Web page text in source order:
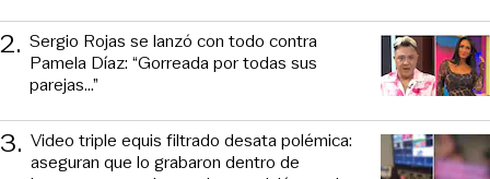
2. Sergio Rojas se lanzó con todo contra
Pamela Díaz: “Gorreada por todas sus
parejas…”
3. Video triple equis filtrado desata polémica:
aseguran que lo grabaron dentro de